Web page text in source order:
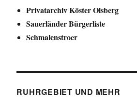
Privatarchiv Köster Olsberg
Sauerländer Bürgerliste
Schmalenstroer
RUHRGEBIET UND MEHR